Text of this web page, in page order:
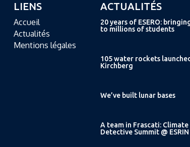
LIENS
Accueil
Actualités
Mentions légales
ACTUALITÉS
20 years of ESERO:
to millions of students
105 water rockets
Kirchberg
We’ve built lunar bases
A team in Frascati: Climate
Detective Summit @ ESRIN